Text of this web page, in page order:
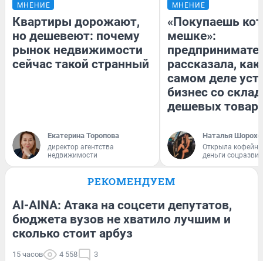
МНЕНИЕ
Квартиры дорожают,
но дешевеют: почему
рынок недвижимости
сейчас такой странный
Екатерина Торопова
директор агентства
недвижимости
МНЕНИЕ
«Покупаешь
мешке»:
рассказала, как
самом деле
бизнес со
дешевых
Наталья
Открыла
деньги
РЕКОМЕНДУЕМ
AI-AINA: Атака на соцсети депутатов,
бюджета вузов не хватило лучшим и
сколько стоит арбуз
15 часов 4 558 3